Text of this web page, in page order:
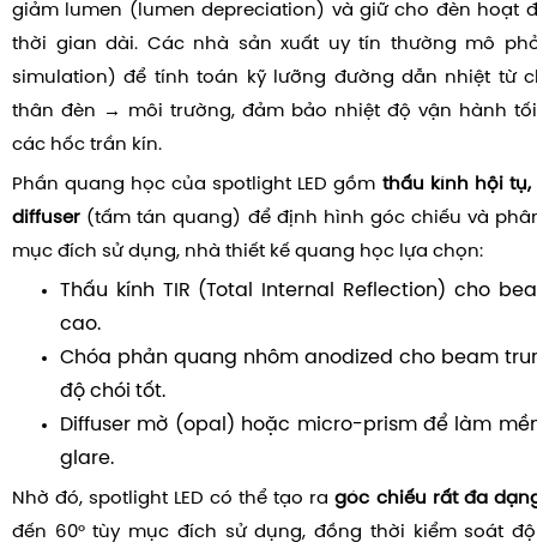
giảm lumen (lumen depreciation) và giữ cho đèn hoạt
thời gian dài. Các nhà sản xuất uy tín thường mô
simulation) để tính toán kỹ lưỡng đường dẫn nhiệt từ
thân đèn → môi trường, đảm bảo nhiệt độ vận hành
các hốc trần kín.
Phần quang học của spotlight LED gồm thấu kính hội
diffuser (tấm tán quang) để định hình góc chiếu và
mục đích sử dụng, nhà thiết kế quang học lựa chọn:
Thấu kính TIR (Total Internal Reflection) cho
cao.
Chóa phản quang nhôm anodized cho beam
độ chói tốt.
Diffuser mờ (opal) hoặc micro-prism để làm
glare.
Nhờ đó, spotlight LED có thể tạo ragóc chiếu rất đa
đến 60° tùy mục đích sử dụng, đồng thời kiểm soát